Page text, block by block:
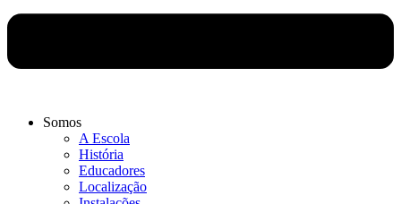
Somos
A Escola
História
Educadores
Localização